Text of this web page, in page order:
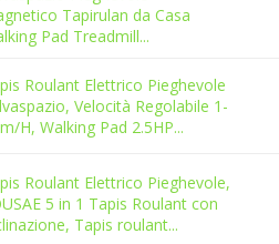
Tapirulan da Casa
Pad Treadmill...
Roulant Elettrico Pieghevole
Velocità Regolabile 1-
H, Walking Pad 2.5HP...
Roulant Elettrico Pieghevole,
5 in 1 Tapis Roulant con
Tapis roulant...